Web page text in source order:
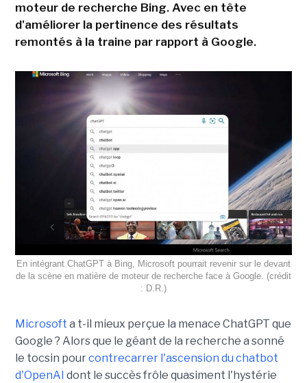
moteur de recherche Bing. Avec en tête
d'améliorer la pertinence des résultats
remontés à la traine par rapport à Google.
En intégrant ChatGPT à Bing, Microsoft pourrait revenir sur le devant
de la scène en matière de moteur de recherche face à Google. (crédit
: D.R.)
Microsoft a t-il mieux perçue la menace ChatGPT que
Google ? Alors que le géant de la recherche a sonné
le tocsin pourcontrecarrer l'ascension du chatbot
d'OpenAI dont le succès frôle quasiment l'hystérie